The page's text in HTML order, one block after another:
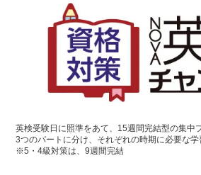
英検受験日に照準をあて、15週間完結型の集中
3つのパートに分け、それぞれの時期に必要な学
※5・4級対策は、9週間完結